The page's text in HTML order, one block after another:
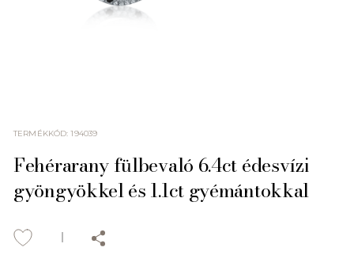
TERMÉKKÓD:194039
Fehérarany fülbevaló 6.4ct édesvízi
gyöngyökkel és 1.1ct gyémántokkal